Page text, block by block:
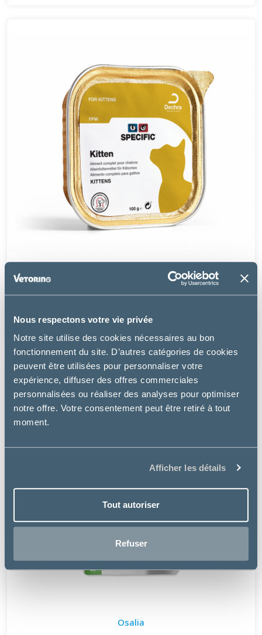
Nous respectons votre vie privée
Notre site utilise des cookies nécessaires au bon
fonctionnement du site. D’autres catégories de cookies
peuvent être utilisées pour personnaliser votre
expérience, diffuser des offres commerciales
personnalisées ou réaliser des analyses pour optimiser
notre offre. Votre consentement peut être retiré à tout
moment.
Afficher les détails
Tout autoriser
Refuser
11.99 €
Osalia